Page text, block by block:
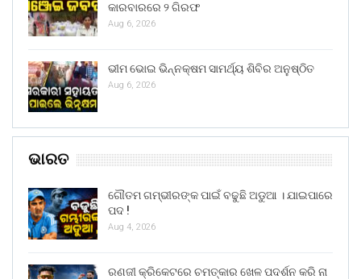
କାରବାରରେ ୨ ଗିରଫ
Aug 6, 2026
ଭୀମ ଭୋଇ ଭିନ୍ନକ୍ଷମ ସାମର୍ଥ୍ୟ ଶିବିର ଅନୁଷ୍ଠିତ
Aug 6, 2026
ଭାରତ
ଗୌତମ ଗମ୍ଭୀରଙ୍କ ପାଇଁ ବଢୁଛି ଅଡୁଆ । ଯାଇପାରେ
ପଦ !
Aug 4, 2026
ରଣଜୀ କ୍ରିକେଟରେ ଚମତ୍କାର ଖେଳ ପଦର୍ଶନ କରି ନା